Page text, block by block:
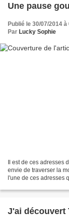
Une pause
Publié le 30/07/2014 à
Par Lucky Sophie
Il est de ces
envie de traverser la
l'une de ces adresses
J'ai découvert